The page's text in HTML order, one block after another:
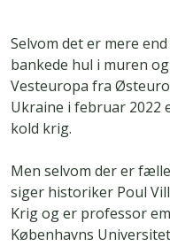
Selvom det er mere
bankede hul i muren
Vesteuropa fra
Ukraine i februar 2022
kold krig.
Men selvom der er
siger historiker Poul
Krig og er professor
Københavns